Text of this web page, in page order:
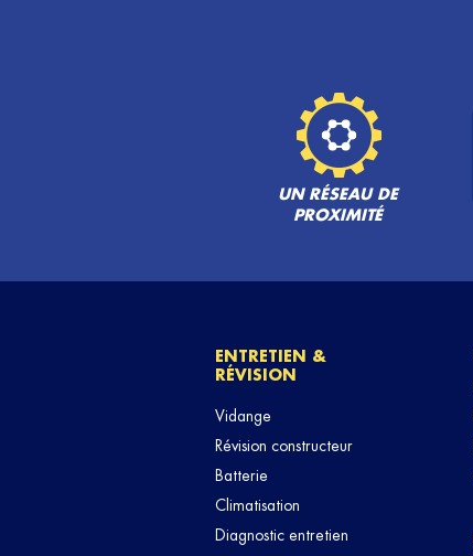
UN RÉSEAU DE
PROXIMITÉ
ENTRETIEN &
RÉVISION
Vidange
Révision constructeur
Batterie
Climatisation
Diagnostic entretien